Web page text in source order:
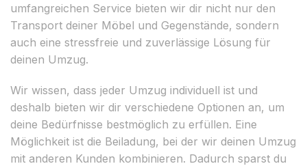
umfangreichen Service bieten wir dir nicht nur den
Transport deiner Möbel und Gegenstände, sondern
auch eine stressfreie und zuverlässige Lösung für
deinen Umzug.
Wir wissen, dass jeder Umzug individuell ist und
deshalb bieten wir dir verschiedene Optionen an, um
deine Bedürfnisse bestmöglich zu erfüllen. Eine
Möglichkeit ist die Beiladung, bei der wir deinen Umzug
mit anderen Kunden kombinieren. Dadurch sparst du